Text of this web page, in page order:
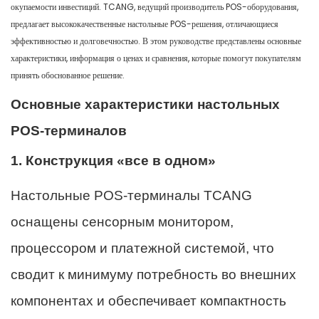
окупаемости инвестиций. TCANG, ведущий производитель POS-оборудования,
предлагает высококачественные настольные POS-решения, отличающиеся
эффективностью и долговечностью. В этом руководстве представлены основные
характеристики, информация о ценах и сравнения, которые помогут покупателям
принять обоснованное решение.
Основные характеристики настольных
POS-терминалов
1. Конструкция «все в одном»
Настольные POS-терминалы TCANG
оснащены сенсорным монитором,
процессором и платежной системой, что
сводит к минимуму потребность во внешних
компонентах и ​​обеспечивает компактность